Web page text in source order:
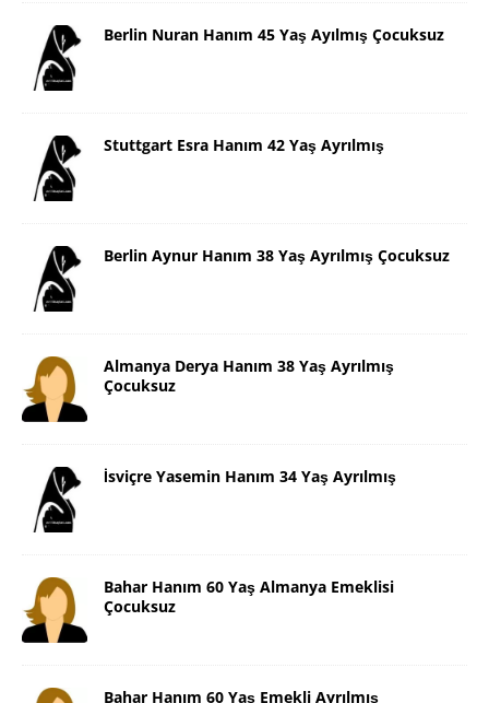
Berlin Nuran Hanım 45 Yaş Ayılmış Çocuksuz
Stuttgart Esra Hanım 42 Yaş Ayrılmış
Berlin Aynur Hanım 38 Yaş Ayrılmış Çocuksuz
Almanya Derya Hanım 38 Yaş Ayrılmış
Çocuksuz
İsviçre Yasemin Hanım 34 Yaş Ayrılmış
Bahar Hanım 60 Yaş Almanya Emeklisi
Çocuksuz
Bahar Hanım 60 Yaş Emekli Ayrılmış